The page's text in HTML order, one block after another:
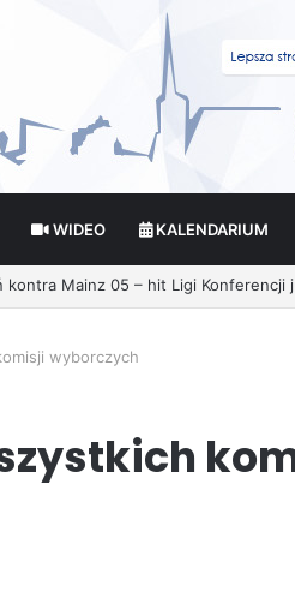
WIDEO KALENDARIUM
czy Fikcja?
wyborczych